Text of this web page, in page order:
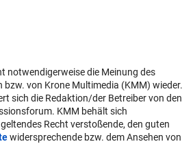
notwendigerweise die Meinung des
bzw. von Krone Multimedia (KMM) wieder.
sich die Redaktion/der Betreiber von den
KMM behält sich
Recht verstoßende, den guten
widersprechende bzw. dem Ansehen von